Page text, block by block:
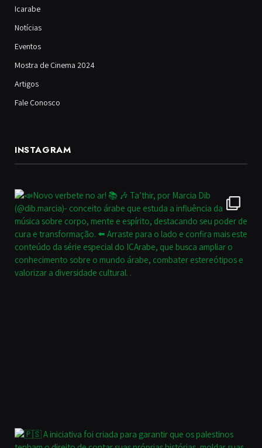
Icarabe
Notícias
Eventos
Mostra de Cinema 2024
Artigos
Fale Conosco
INSTAGRAM